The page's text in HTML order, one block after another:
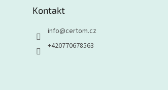
Kontakt
info@certom.cz
+420770678563